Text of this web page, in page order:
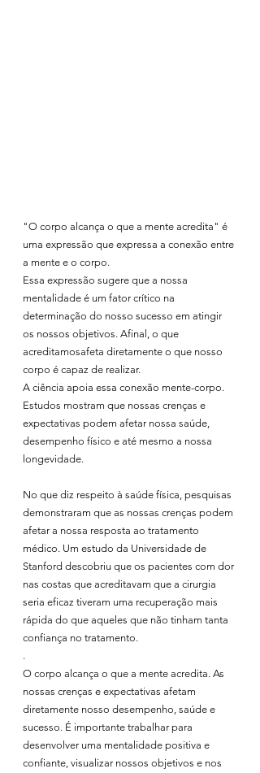
"O corpo alcança o que a mente acredita" é
uma expressão que expressa a conexão entre
a mente e o corpo.
Essa expressão sugere que a nossa
mentalidade é um fator crítico na
determinação do nosso sucesso em atingir
os nossos objetivos. Afinal, o que
acreditamosafeta diretamente o que nosso
corpo é capaz de realizar.
A ciência apoia essa conexão mente-corpo.
Estudos mostram que nossas crenças e
expectativas podem afetar nossa saúde,
desempenho físico e até mesmo a nossa
longevidade.
No que diz respeito à saúde física, pesquisas
demonstraram que as nossas crenças podem
afetar a nossa resposta ao tratamento
médico. Um estudo da Universidade de
Stanford descobriu que os pacientes com dor
nas costas que acreditavam que a cirurgia
seria eficaz tiveram uma recuperação mais
rápida do que aqueles que não tinham tanta
confiança no tratamento.
.
O corpo alcança o que a mente acredita. As
nossas crenças e expectativas afetam
diretamente nosso desempenho, saúde e
sucesso. É importante trabalhar para
desenvolver uma mentalidade positiva e
confiante, visualizar nossos objetivos e nos